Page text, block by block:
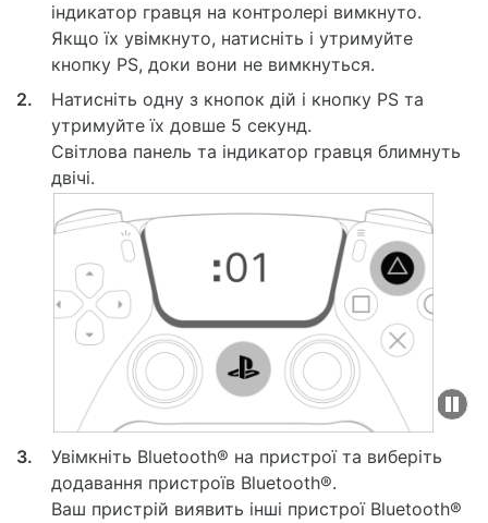
індикатор гравця на контролері вимкнуто.
Якщо їх увімкнуто, натисніть і утримуйте
кнопку PS, доки вони не вимкнуться.
2.
Натисніть одну з кнопок дій і кнопку PS та
утримуйте їх довше 5 секунд.
Світлова панель та індикатор гравця блимнуть
двічі.
П
3.
Увімкніть Bluetooth® на пристрої та виберіть
додавання пристроїв Bluetooth®.
Ваш пристрій виявить інші пристрої Bluetooth®